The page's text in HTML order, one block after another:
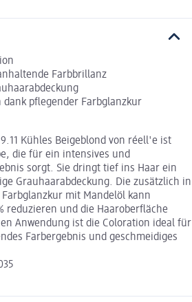
Farbbrillanz
dank pflegender Farbglanzkur
Kühles Beigeblond von réell'e ist
die für ein intensives und
sorgt. Sie dringt tief ins Haar ein
Grauhaarabdeckung. Die zusätzlich in
mit Mandelöl kann
reduzieren und die Haaroberfläche
Anwendung ist die Coloration ideal für
Farbergebnis und geschmeidiges